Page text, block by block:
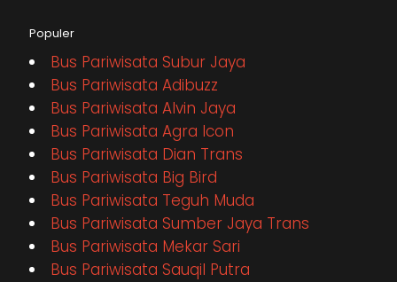
Populer
Bus Pariwisata Subur Jaya
Bus Pariwisata Adibuzz
Bus Pariwisata Alvin Jaya
Bus Pariwisata Agra Icon
Bus Pariwisata Dian Trans
Bus Pariwisata Big Bird
Bus Pariwisata Teguh Muda
Bus Pariwisata Sumber Jaya Trans
Bus Pariwisata Mekar Sari
Bus Pariwisata Sauqil Putra